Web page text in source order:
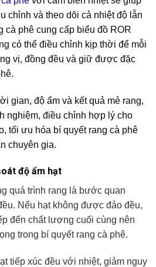
chỉnh và theo dõi cả nhiệt độ lẫn
cà phê cung cấp biểu đồ ROR
có thể điều chỉnh kịp thời để mỗi
vị, đồng đều và giữ được đặc
gian, độ ẩm và kết quả mẻ rang,
nghiệm, điều chỉnh hợp lý cho
tối ưu hóa bí quyết rang cà phê
chuyên gia.
độ ẩm hạt
quá trình rang là bước quan
Nếu hạt không được đảo đều,
đến chất lượng cuối cùng nên
trong bí quyết rang cà phê.
tiếp xúc đều với nhiệt, giảm nguy